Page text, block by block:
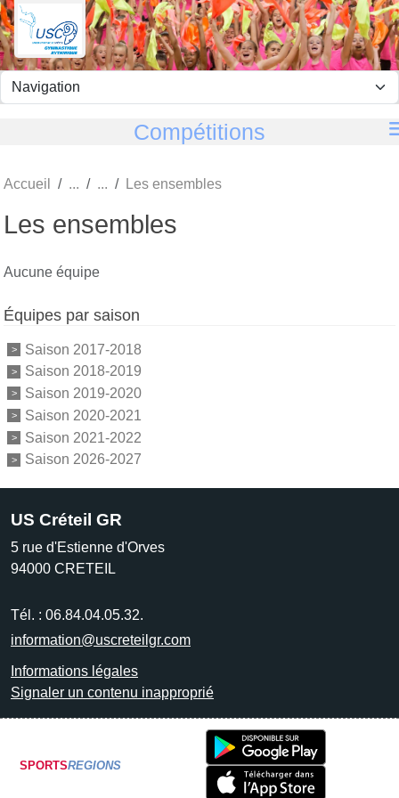
Compétitions
Accueil Les ensembles
Les ensembles
Aucune équipe
Équipes par saison
Saison 2017-2018
Saison 2018-2019
Saison 2019-2020
Saison 2020-2021
Saison 2021-2022
Saison 2026-2027
US Créteil GR
5 rue d'Estienne d'Orves
94000 CRETEIL
Tél. : 06.84.04.05.32.
information@uscreteilgr.com
Informations légales
Signaler un contenu inapproprié
SPORTSREGIONS
Panneau de gestion des cookies